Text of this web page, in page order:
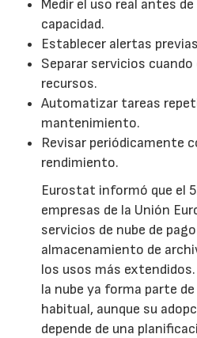
Medir el uso real antes
capacidad.
Establecer alertas
Separar servicios
recursos.
Automatizar tareas
mantenimiento.
Revisar periódicamente
rendimiento.
Eurostat informó que el
empresas de la Unión
servicios de nube de
almacenamiento de
los usos más
la nube ya forma parte
habitual, aunque su
depende de una